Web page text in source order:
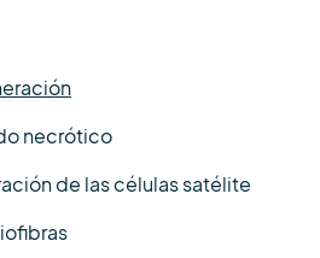
necrótico
de las células satélite